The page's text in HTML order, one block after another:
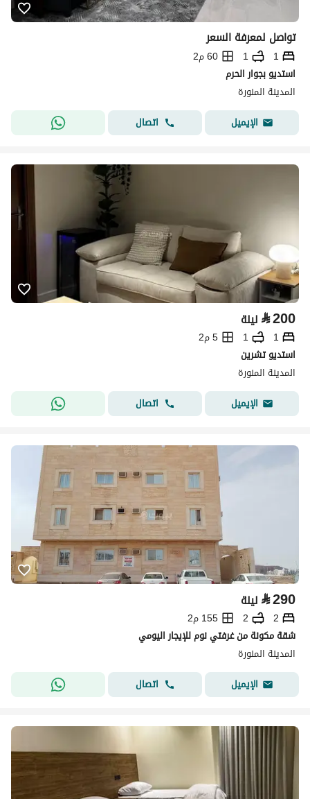
تواصل لمعرفة السعر
1
1
60 م2
استديو بجوار الحرم
المدينة المنورة
الإيميل
اتصال
⃁200 ليلة
1
1
5 م2
استديو تشرين
المدينة المنورة
الإيميل
اتصال
⃁290 ليلة
2
2
155 م2
شقة مكونة من غرفتي نوم للإيجار اليومي
المدينة المنورة
الإيميل
اتصال